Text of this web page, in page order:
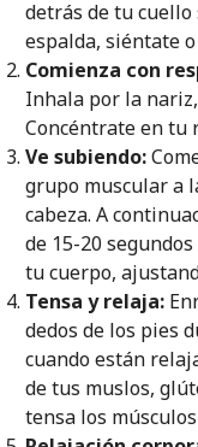
detrás de tu
espalda, siéntate
Comienza con
Inhala por la
Concéntrate en tu
Ve subiendo:
grupo muscular a
cabeza. A
de 15-20
tu cuerpo,
Tensa y relaja:
dedos de los pies
cuando están
de tus muslos,
tensa los